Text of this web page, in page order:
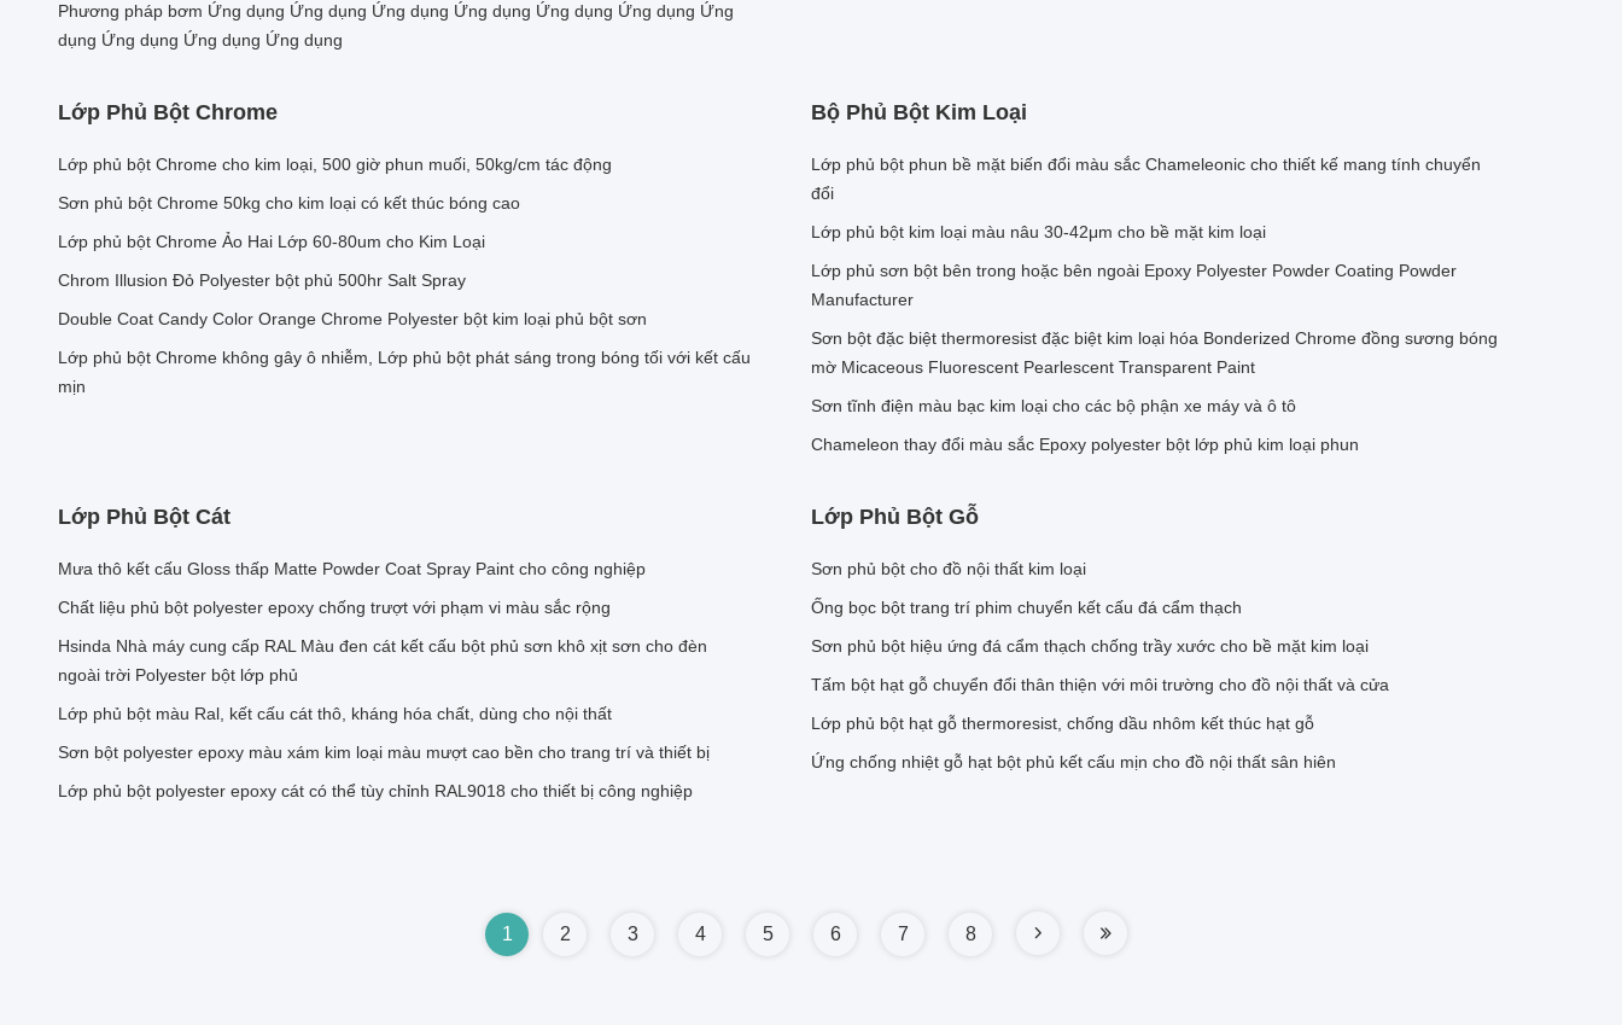
Phương pháp bơm Ứng dụng Ứng dụng Ứng dụng Ứng dụng Ứng dụng Ứng dụng Ứng
dụng Ứng dụng Ứng dụng Ứng dụng
Lớp Phủ Bột Chrome
Lớp phủ bột Chrome cho kim loại, 500 giờ phun muối, 50kg/cm tác động
Sơn phủ bột Chrome 50kg cho kim loại có kết thúc bóng cao
Lớp phủ bột Chrome Ảo Hai Lớp 60-80um cho Kim Loại
Chrom Illusion Đỏ Polyester bột phủ 500hr Salt Spray
Double Coat Candy Color Orange Chrome Polyester bột kim loại phủ bột sơn
Lớp phủ bột Chrome không gây ô nhiễm, Lớp phủ bột phát sáng trong bóng tối với kết cấu
mịn
Bộ Phủ Bột Kim Loại
Lớp phủ bột phun bề mặt biến đổi màu sắc Chameleonic cho thiết kế mang tính chuyển
đổi
Lớp phủ bột kim loại màu nâu 30-42μm cho bề mặt kim loại
Lớp phủ sơn bột bên trong hoặc bên ngoài Epoxy Polyester Powder Coating Powder
Manufacturer
Sơn bột đặc biệt thermoresist đặc biệt kim loại hóa Bonderized Chrome đồng sương bóng
mờ Micaceous Fluorescent Pearlescent Transparent Paint
Sơn tĩnh điện màu bạc kim loại cho các bộ phận xe máy và ô tô
Chameleon thay đổi màu sắc Epoxy polyester bột lớp phủ kim loại phun
Lớp Phủ Bột Cát
Mưa thô kết cấu Gloss thấp Matte Powder Coat Spray Paint cho công nghiệp
Chất liệu phủ bột polyester epoxy chống trượt với phạm vi màu sắc rộng
Hsinda Nhà máy cung cấp RAL Màu đen cát kết cấu bột phủ sơn khô xịt sơn cho đèn
ngoài trời Polyester bột lớp phủ
Lớp phủ bột màu Ral, kết cấu cát thô, kháng hóa chất, dùng cho nội thất
Sơn bột polyester epoxy màu xám kim loại màu mượt cao bền cho trang trí và thiết bị
Lớp phủ bột polyester epoxy cát có thể tùy chỉnh RAL9018 cho thiết bị công nghiệp
Lớp Phủ Bột Gỗ
Sơn phủ bột cho đồ nội thất kim loại
Ống bọc bột trang trí phim chuyển kết cấu đá cẩm thạch
Sơn phủ bột hiệu ứng đá cẩm thạch chống trầy xước cho bề mặt kim loại
Tấm bột hạt gỗ chuyển đổi thân thiện với môi trường cho đồ nội thất và cửa
Lớp phủ bột hạt gỗ thermoresist, chống dầu nhôm kết thúc hạt gỗ
Ứng chống nhiệt gỗ hạt bột phủ kết cấu mịn cho đồ nội thất sân hiên
1 2 3 4 5 6 7 8